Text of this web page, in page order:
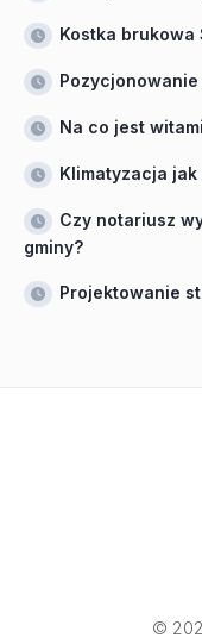
Kostka
Na co jest
Klimatyzacja
Czy notariusz
gminy?
Projektowanie
©